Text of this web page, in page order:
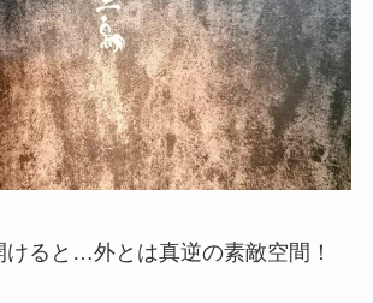
ると…外とは真逆の素敵空間！